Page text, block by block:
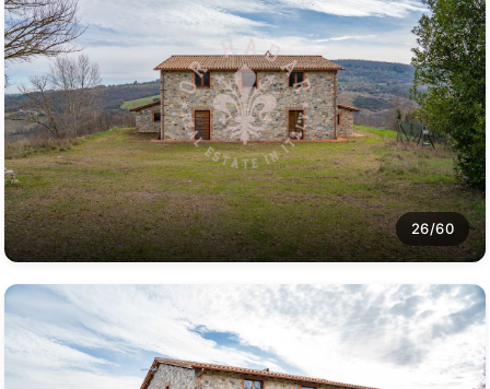
26/60